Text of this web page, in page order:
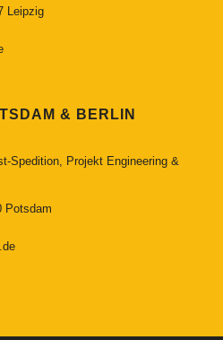
Leipzig
& BERLIN
Spedition, Projekt Engineering &
Potsdam